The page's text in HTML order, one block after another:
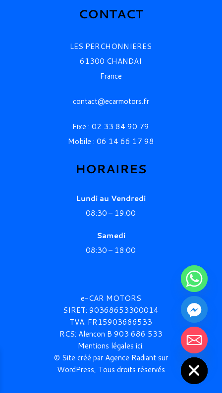
CONTACT
LES PERCHONNIERES
61300 CHANDAI
France
contact@ecarmotors.fr
Fixe : 02 33 84 90 79
Mobile : 06 14 66 17 98
HORAIRES
Lundi au Vendredi
08:30 – 19:00
Samedi
08:30 – 18:00
e-CAR MOTORS
SIRET: 90368653300014
TVA: FR15903686533
RCS: Alencon B 903 686 533
Mentions légales ici.
© Site créé par Agence Radiant sur
WordPress, Tous droits réservés
Hide
chaty